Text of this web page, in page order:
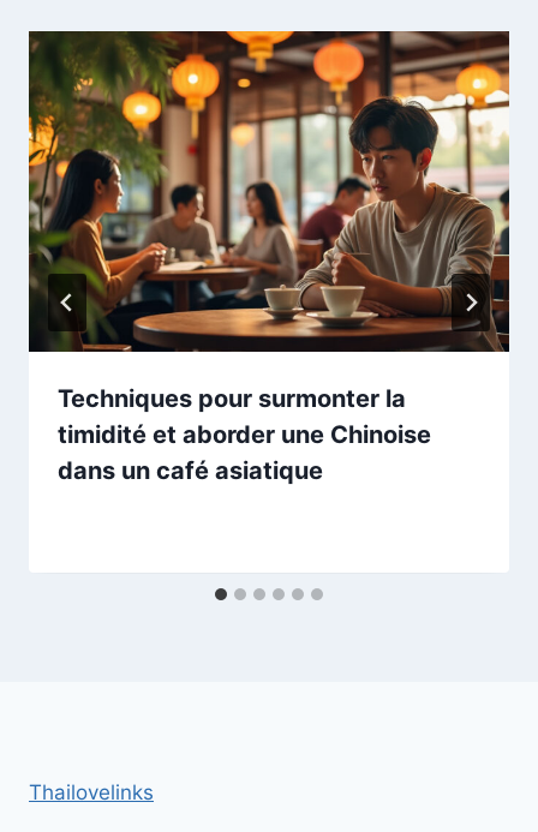
Techniques pour surmonter la
timidité et aborder une Chinoise
dans un café asiatique
Thailovelinks